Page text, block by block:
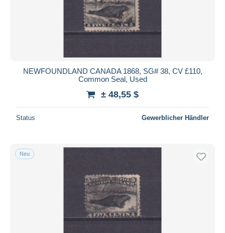
NEWFOUNDLAND CANADA 1868, SG# 38, CV £110,
Common Seal, Used
± 48,55 $
Status Gewerblicher Händler
Neu